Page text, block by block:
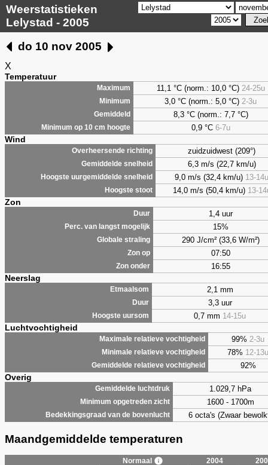
Weerstatistieken
Lelystad - 2005
do 10 nov 2005
X
Temperatuur
Maximum 11,1 °C (norm.: 10,0 °C) 24-25u
Minimum 3,0 °C (norm.: 5,0 °C) 2-3u
Gemiddeld 8,3°C (norm.: 7,7 °C)
Minimum op 10 cm hoogte 0,9°C 6-7u
Wind
Overheersende richting zuidzuidwest (209°)
Gemiddelde snelheid 6,3 m/s (22,7 km/u)
Hoogste uurgemiddelde snelheid 9,0 m/s (32,4 km/u) 13-14u
Hoogste stoot 14,0 m/s (50,4 km/u) 13-
Zon
Duur 1,4 uur
Perc. van langst mogelijk 15%
Globale straling 290 J/cm² (33,6 W/m²)
Zon op 07:50
Zon onder 16:55
Neerslag
Etmaalsom 2,1 mm
Duur 3,3 uur
Hoogste uursom 0,7 mm 14-15u
Luchtvochtigheid
Maximale relatieve vochtigheid 99% 2-3u
Minimale relatieve vochtigheid 78% 12-13u
Gemiddelde relatieve vochtigheid 92%
Overig
Gemiddelde luchtdruk 1.029,7 hPa
Minimum opgetreden zicht 1600 - 1700m
Bedekkingsgraad van de bovenlucht 6 octa's (Zwaar
Maandgemiddelde temperaturen
Normaal 2004